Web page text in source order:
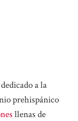
a la
prehispánico
llenas de